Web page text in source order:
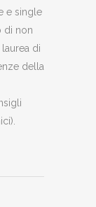
e single
di non
di
della